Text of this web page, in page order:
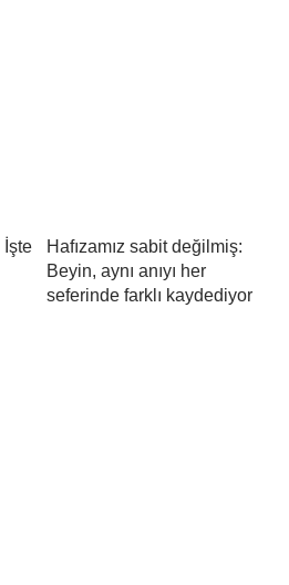
İşte
Hafızamız sabit değilmiş:
Beyin, aynı anıyı her
seferinde farklı kaydediyor